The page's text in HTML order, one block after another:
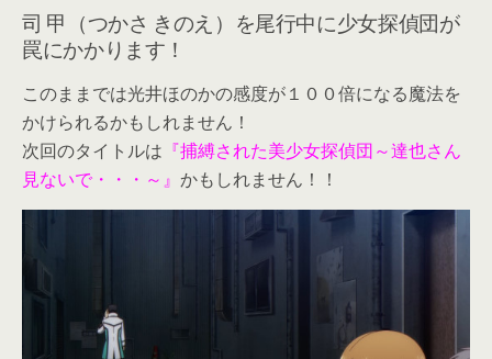
司 甲（つかさ きのえ）を尾行中に少女探偵団が
罠にかかります！
このままでは光井ほのかの感度が１００倍になる魔法を
かけられるかもしれません！
次回のタイトルは 『捕縛された美少女探偵団～達也さん
見ないで・・・～』 かもしれません！！